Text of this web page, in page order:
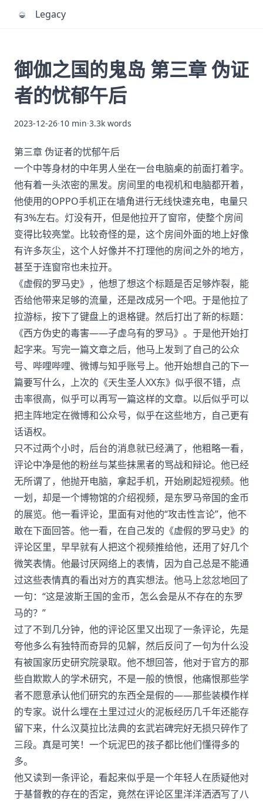
Legacy
Posts
御伽之国的鬼岛 第三章 伪证
者的忧郁午后
2023-12-26·10 min·3.3k words
第三章 伪证者的忧郁午后
一个中等身材的中年男人坐在一台电脑桌的前面打着字。
他有着一头浓密的黑发。房间里的电视机和电脑都开着，
他使用的OPPO手机正在墙角进行无线快速充电，电量只
有3%左右。灯没有开，但是他拉开了窗帘，使整个房间
变得比较亮堂。比较奇怪的是，这个房间外面的地上好像
有许多灰尘，这个人好像并不打理他的房间之外的地方，
甚至于连窗帘也未拉开。
《虚假的罗马史》，他想了想这个标题是否足够炸裂，能
否给他带来足够的流量，还是改成另一个吧。于是他拉了
拉游标，按下了键盘上的退格键。然后打出了新的标题：
《西方伪史的毒害——子虚乌有的罗马》。于是他开始打
起字来。写完一篇文章之后，他马上发到了自己的公众
号、哔哩哔哩、微博与知乎账号上。他开始想自己的下一
篇要写什么，上次的《天生圣人XX东》似乎很不错，点
击率很高，似乎可以再写一篇这样的文章。以后似乎可以
把主阵地定在微博和公众号，似乎在这些地方，自己更有
话语权。
只不过两个小时，后台的消息就已经满了，他粗略一看，
评论中净是他的粉丝与某些抹黑者的骂战和辩论。他已经
无所谓了，他抛开电脑，拿起手机，开始刷起短视频。他
一划，却是一个博物馆的介绍视频，是东罗马帝国的金币
的展览。他一看评论，里面有对他的“攻击性言论”，他不
敢在下面回答。他一看，在自己发的《虚假的罗马史》的
评论区里，早早就有人把这个视频推给他，还用了好几个
微笑表情。他最讨厌网络上的表情，因为自己总是不能通
过这些表情真的看出对方的真实想法。他马上忿忿地回了
一句：“这是波斯王国的金币，怎么会是从不存在的东罗
马的？”
过了不到几分钟，他的评论区里又出现了一条评论，先是
夸他多么有独特而奇异的见解，然后反问了一句为什么没
有被国家历史研究院录取。他不想回答，他对于官方的那
些自欺欺人的学术研究，不是一般的愤恨，他痛恨那些学
者不愿意承认他们研究的东西全是假的——那些装模作样
的专家。说什么埋在土里过过火的泥板经历几千年还能存
留下来，什么汉莫拉比法典的玄武岩碑完好无损只碎作了
三段。真是可笑！一个玩泥巴的孩子都比他们懂得多的
多。
他又读到一条评论，看起来似乎是一个年轻人在质疑他对
于基督教的存在的否定，竟然在评论区里洋洋洒洒写了八